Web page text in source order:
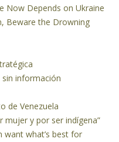
Now Depends on Ukraine
Beware the Drowning
información
de Venezuela
mujer y por ser indígena”
want what’s best for